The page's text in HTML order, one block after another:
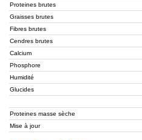
Proteines brutes
Graisses brutes
Fibres brutes
Cendres brutes
Calcium
Phosphore
Humidité
Glucides
Proteines masse sèche
Mise à jour